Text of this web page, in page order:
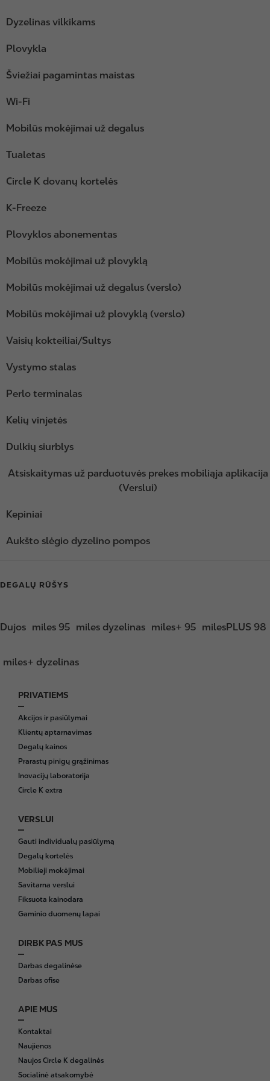
Dyzelinas vilkikams
Plovykla
Šviežiai pagamintas maistas
Wi-Fi
Mobilūs mokėjimai už degalus
Tualetas
Circle K dovanų kortelės
K-Freeze
Plovyklos abonementas
Mobilūs mokėjimai už plovyklą
Mobilūs mokėjimai už degalus (verslo)
Mobilūs mokėjimai už plovyklą (verslo)
Vaisių kokteiliai/Sultys
Vystymo stalas
Perlo terminalas
Kelių vinjetės
Dulkių siurblys
Atsiskaitymas už parduotuvės prekes mobiliąja aplikacija
(Verslui)
Kepiniai
Aukšto slėgio dyzelino pompos
DEGALŲ RŪŠYS
Dujos miles 95 miles dyzelinas miles+ 95 milesPLUS 98
miles+ dyzelinas
F
o
o
t
e
r
PRIVATIEMS
Akcijos ir pasiūlymai
Klientų aptarnavimas
Degalų kainos
Prarastų pinigų grąžinimas
Inovacijų laboratorija
Circle K extra
VERSLUI
Gauti individualų pasiūlymą
Degalų kortelės
Mobilieji mokėjimai
Savitarna verslui
Fiksuota kainodara
Gaminio duomenų lapai
DIRBK PAS MUS
Darbas degalinėse
Darbas ofise
APIE MUS
Kontaktai
Naujienos
Naujos Circle K degalinės
Socialinė atsakomybė